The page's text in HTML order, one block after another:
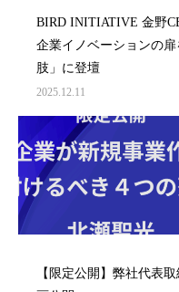
BIRD INITIATIVE 金野
企業イノベーションの
肢」に登壇
2025.12.11
【限定公開】弊社代表